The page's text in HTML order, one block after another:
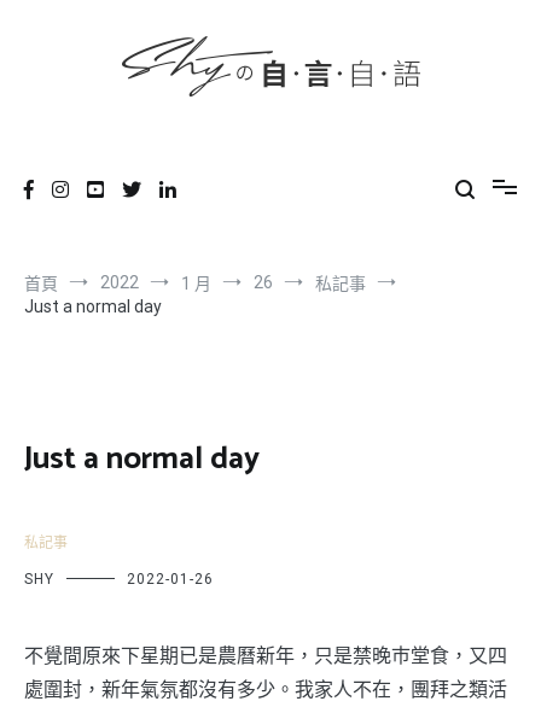
首頁 2022 1 月 26
私記事
Just a normal day
Just a normal day
私記事
SHY 2022-01-26
不覺間原來下星期已是農曆新年，只是禁晚巿堂食，又四
處圍封，新年氣氛都沒有多少。我家人不在，團拜之類活